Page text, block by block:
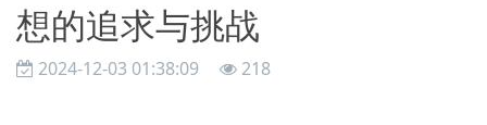
想的追求与挑战
2024-12-03 01:38:09 218